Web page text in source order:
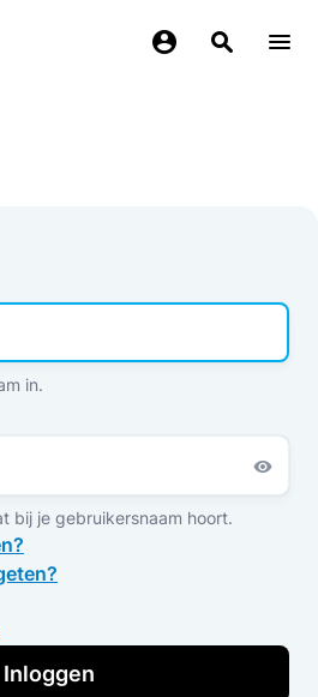
in.
bij je gebruikersnaam hoort.
Inloggen